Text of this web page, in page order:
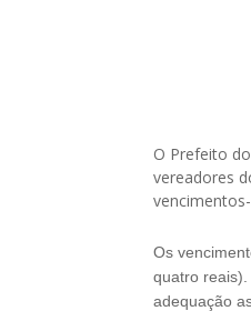
O Prefeito
vereadores
Os
quatro
adequação